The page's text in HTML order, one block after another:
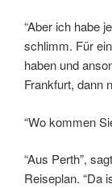
“Aber ich habe
schlimm. Für
haben und
Frankfurt, dann
“Wo kommen
“Aus Perth”,
Reiseplan. “Da